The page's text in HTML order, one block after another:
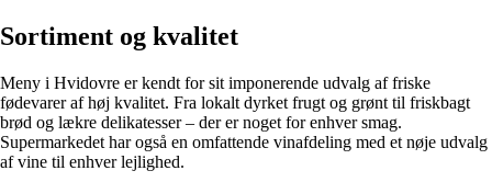
Sortiment og kvalitet
Meny i Hvidovre er kendt for sit imponerende udvalg af friske
fødevarer af høj kvalitet. Fra lokalt dyrket frugt og grønt til friskbagt
brød og lækre delikatesser – der er noget for enhver smag.
Supermarkedet har også en omfattende vinafdeling med et nøje udvalg
af vine til enhver lejlighed.